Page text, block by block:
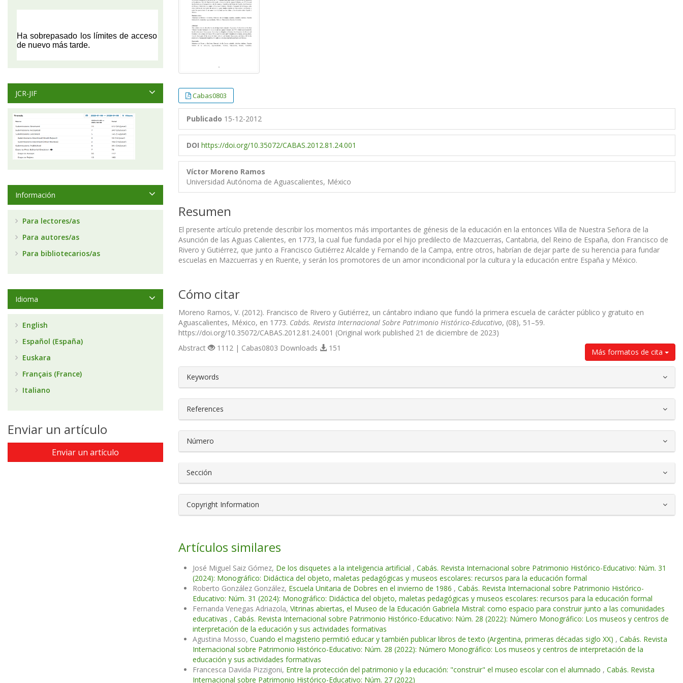
Cabas0803
Publicado 15-12-2012
DOI https://doi.org/10.35072/CABAS.2012.81.24.001
Víctor Moreno Ramos
Universidad Autónoma de Aguascalientes, México
Resumen
El presente artículo pretende describir los momentos más importantes de génesis de la educación en la entonces Villa de Nuestra Señora de la
Asunción de las Aguas Calientes, en 1773, la cual fue fundada por el hijo predilecto de Mazcuerras, Cantabria, del Reino de España, don Francisco de
Rivero y Gutiérrez, que junto a Francisco Gutiérrez Alcalde y Fernando de la Campa, entre otros, habrían de dejar parte de su herencia para fundar
escuelas en Mazcuerras y en Ruente, y serán los promotores de un amor incondicional por la cultura y la educación entre España y México.
Cómo citar
Moreno Ramos, V. (2012). Francisco de Rivero y Gutiérrez, un cántabro indiano que fundó la primera escuela de carácter público y gratuito en
Aguascalientes, México, en 1773. Cabás. Revista Internacional Sobre Patrimonio Histórico-Educativo, (08), 51–59.
https://doi.org/10.35072/CABAS.2012.81.24.001 (Original work published 21 de diciembre de 2023)
Más formatos de cita
Abstract 1112 | Cabas0803 Downloads 151
##plugins.themes.bootstrap3.article.details##
Keywords
References
Número
Sección
Copyright Information
Artículos similares
José Miguel Saiz Gómez, De los disquetes a la inteligencia artificial , Cabás. Revista Internacional sobre Patrimonio Histórico-Educativo: Núm. 31
(2024): Monográfico: Didáctica del objeto, maletas pedagógicas y museos escolares: recursos para la educación formal
Roberto González González, Escuela Unitaria de Dobres en el invierno de 1986 , Cabás. Revista Internacional sobre Patrimonio Histórico-
Educativo: Núm. 31 (2024): Monográfico: Didáctica del objeto, maletas pedagógicas y museos escolares: recursos para la educación formal
Fernanda Venegas Adriazola, Vitrinas abiertas, el Museo de la Educación Gabriela Mistral: como espacio para construir junto a las comunidades
educativas , Cabás. Revista Internacional sobre Patrimonio Histórico-Educativo: Núm. 28 (2022): Número Monográfico: Los museos y centros de
interpretación de la educación y sus actividades formativas
Agustina Mosso, Cuando el magisterio permitió educar y también publicar libros de texto (Argentina, primeras décadas siglo XX) , Cabás. Revista
Internacional sobre Patrimonio Histórico-Educativo: Núm. 28 (2022): Número Monográfico: Los museos y centros de interpretación de la
educación y sus actividades formativas
Francesca Davida Pizzigoni, Entre la protección del patrimonio y la educación: "construir" el museo escolar con el alumnado , Cabás. Revista
Internacional sobre Patrimonio Histórico-Educativo: Núm. 27 (2022)
JCR-JIF
Información
Para lectores/as
Para autores/as
Para bibliotecarios/as
Idioma
English
Español (España)
Euskara
Français (France)
Italiano
Enviar un artículo
Enviar un artículo